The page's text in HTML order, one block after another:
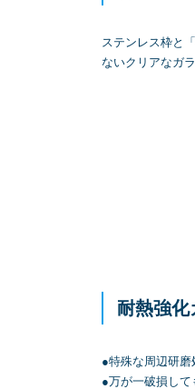
ステンレス枠と
ないクリアなガ
耐熱強化
●特殊な周辺研磨
●万が一破損し